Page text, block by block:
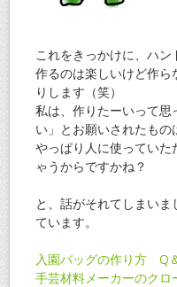
これをきっかけに、ハ
作るのは楽しいけど作
りします（笑）
私は、作りたーいって
い」とお願いされたも
やっぱり人に使ってい
ゃうからですかね？
と、話がそれてしまい
ています。
入園バッグの作り方 Q
手芸材料メーカーのク